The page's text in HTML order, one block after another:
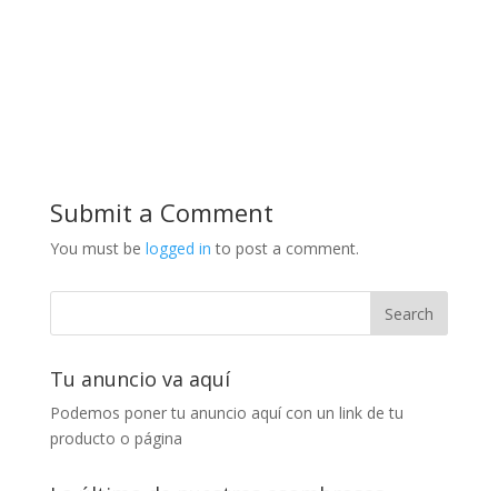
Submit a Comment
You must be logged in to post a comment.
Tu anuncio va aquí
Podemos poner tu anuncio aquí con un link de tu
producto o página